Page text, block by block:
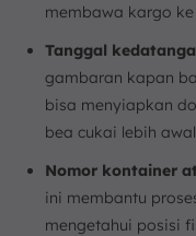
membawa kargo
Tanggal
gambaran kapan
bisa menyiapkan
bea cukai lebih
Nomor kontainer
ini membantu
mengetahui posisi